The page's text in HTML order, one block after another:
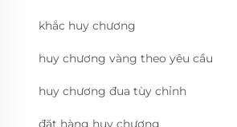
khắc huy chương
huy chương vàng theo yêu cầu
huy chương đua tùy chỉnh
đặt hàng huy chương